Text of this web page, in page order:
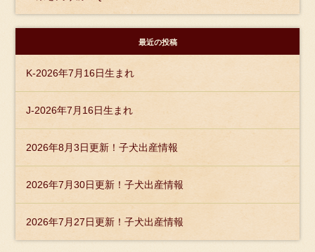
最近の投稿
K-2026年7月16日生まれ
J-2026年7月16日生まれ
2026年8月3日更新！子犬出産情報
2026年7月30日更新！子犬出産情報
2026年7月27日更新！子犬出産情報